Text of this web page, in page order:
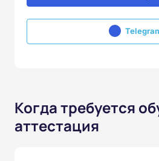
Когда требуется
аттестация